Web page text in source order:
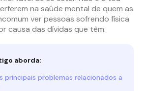
na saúde mental de quem as
ver pessoas sofrendo física
causa das dívidas que têm.
aborda:
principais problemas relacionados a